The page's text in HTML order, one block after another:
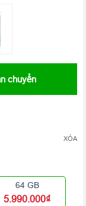
chuyển
XÓA
64 GB
5.990.000₫